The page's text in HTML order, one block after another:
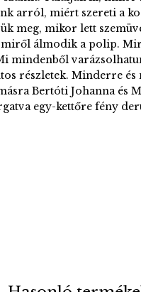
arról, miért szereti a
meg, mikor lett
miről álmodik a polip.
mindenből
részletek. Minderre és
Bertóti Johanna és
egy-kettőre fény